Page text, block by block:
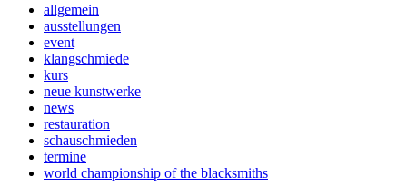
allgemein
ausstellungen
event
klangschmiede
kurs
neue kunstwerke
news
restauration
schauschmieden
termine
world championship of the blacksmiths